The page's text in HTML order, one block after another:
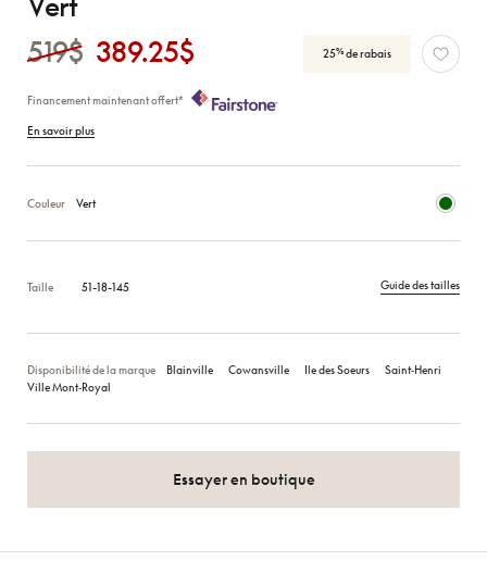
519$ 389.25$ 25% de rabais
Financement maintenant offert*
En savoir plus
Couleur Vert
Taille 51-18-145 Guide des tailles
Disponibilité de la marque Blainville Cowansville Ile des Soeurs
Saint‑Henri
Ville Mont‑Royal
Essayer en boutique